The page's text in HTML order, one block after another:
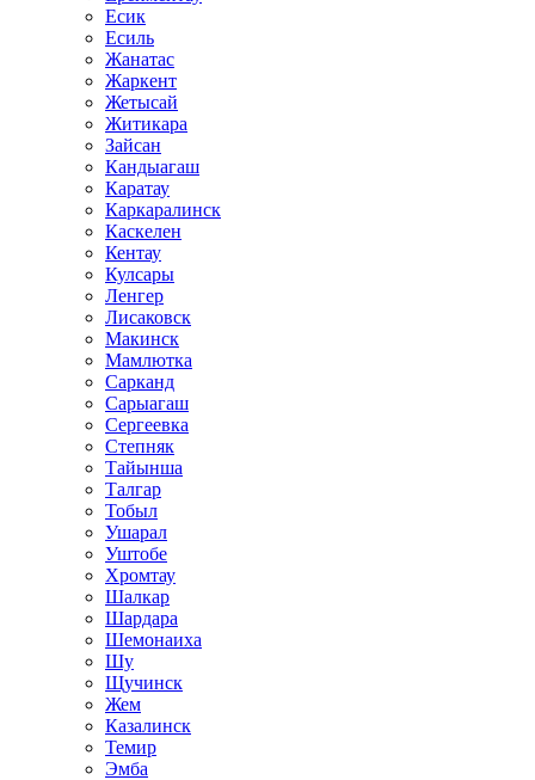
Есик
Есиль
Жанатас
Жаркент
Жетысай
Житикара
Зайсан
Кандыагаш
Каратау
Каркаралинск
Каскелен
Кентау
Кулсары
Ленгер
Лисаковск
Макинск
Мамлютка
Сарканд
Сарыагаш
Сергеевка
Степняк
Тайынша
Талгар
Тобыл
Ушарал
Уштобе
Хромтау
Шалкар
Шардара
Шемонаиха
Шу
Щучинск
Жем
Казалинск
Темир
Эмба